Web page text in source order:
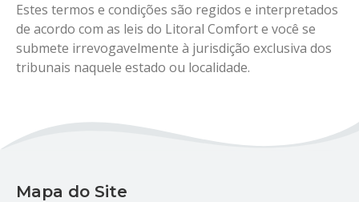
Estes termos e condições são regidos e interpretados
de acordo com as leis do Litoral Comfort e você se
submete irrevogavelmente à jurisdição exclusiva dos
tribunais naquele estado ou localidade.
Mapa do Site